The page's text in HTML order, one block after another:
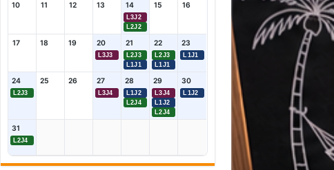
10 11 12 13 14
L3J2
L2J2
15 16
17 18 19 20
L3J3
21
L2J3
L1J1
22
L2J3
L1J1
23
L1J1
24
L2J3
25 26 27
L3J4
28
L1J2
L2J4
29
L3J4
L1J2
L2J4
30
L1J2
31
L2J4